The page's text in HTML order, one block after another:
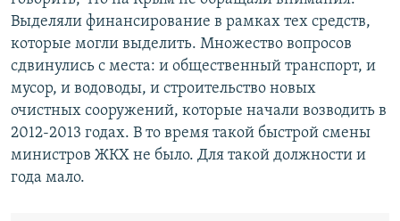
Выделяли финансирование в рамках тех средств,
которые могли выделить. Множество вопросов
сдвинулись с места: и общественный транспорт, и
мусор, и водоводы, и строительство новых
очистных сооружений, которые начали возводить в
2012-2013 годах. В то время такой быстрой смены
министров ЖКХ не было. Для такой должности и
года мало.